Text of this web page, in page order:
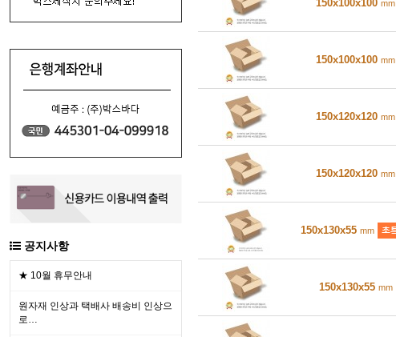
공지사항
★ 10월 휴무안내
원자재 인상과 택배사 배송비 인상으
로…
150x100x100 mm
150x100x100 mm
150x120x120 mm
150x120x120 mm
150x130x55 mm
150x130x55 mm